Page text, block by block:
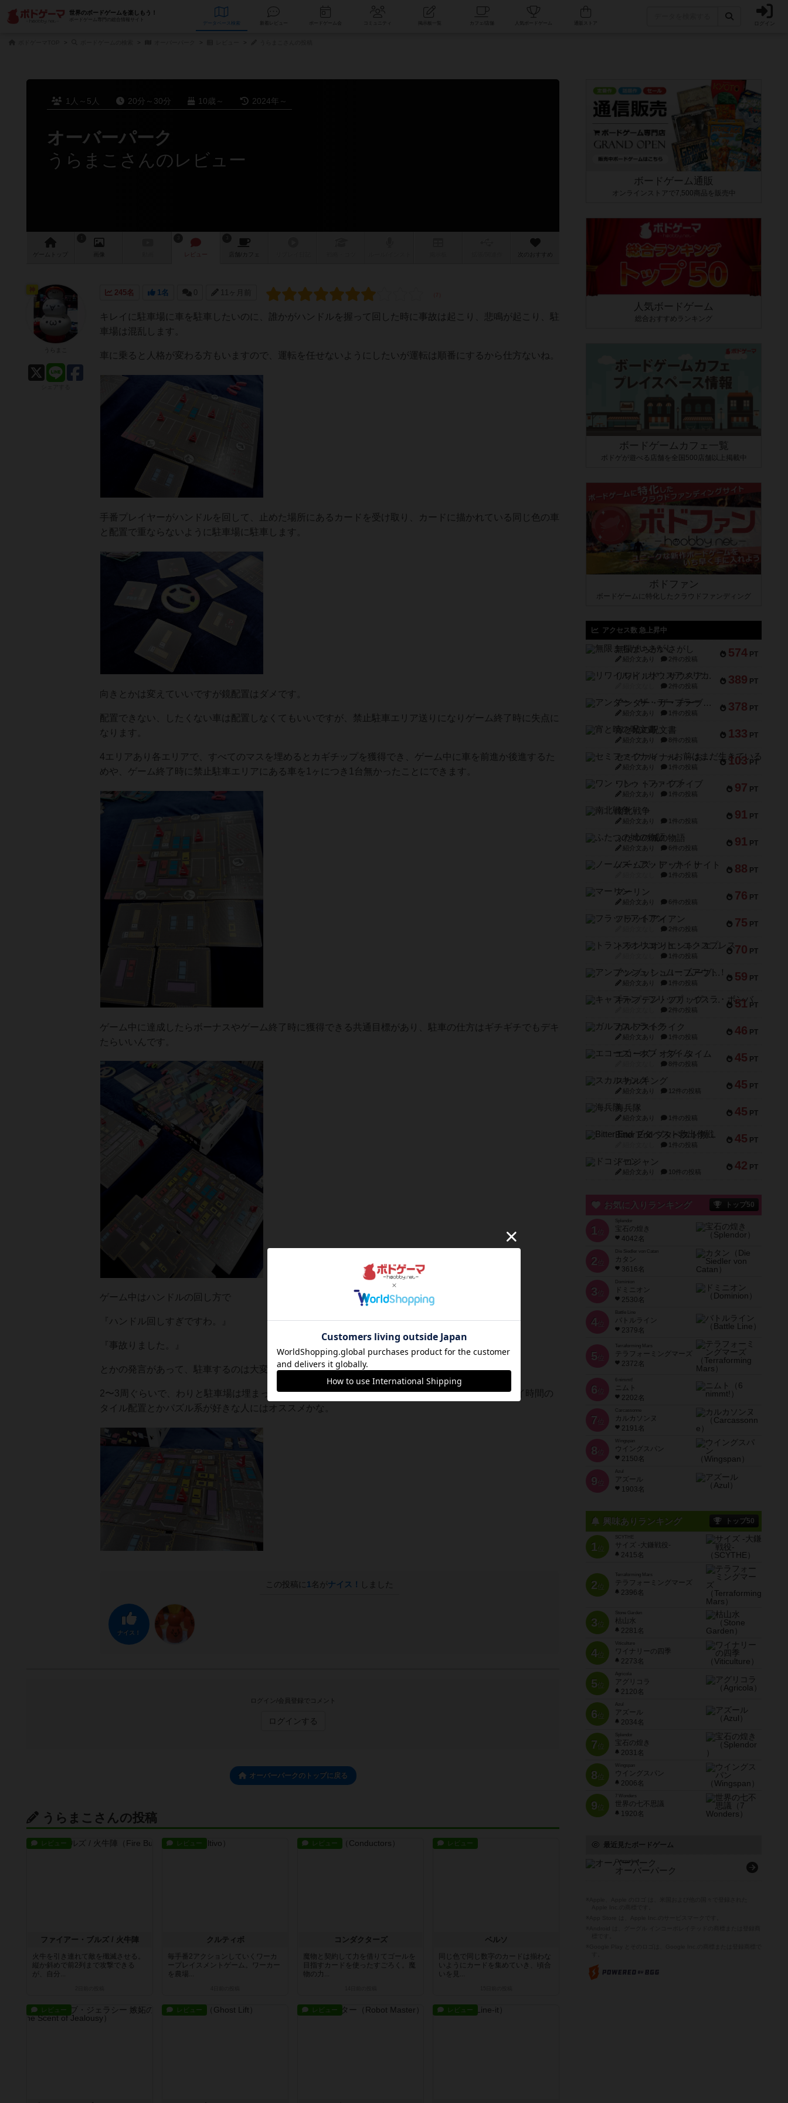
世界のボードゲームを楽しもう！
ボードゲーム専門の総合情報サイト
データベース コミュニティ 人気ボードゲーム ログイン
1人～5人 20分～30分 10歳～ 2024年～
オーバーパーク
うらまこさんのレビュー
ゲーム 画像 レビュー 店舗/ カフェ 次のおすすめ
245名 1名 0 11ヶ月前
キレイに駐車場に車を駐車したいのに、誰かがハンドルを握って回した時に事故は起こり、悲鳴が起こり、駐
車場は混乱します。
車に乗ると人格が変わる方もいますので、運転を任せないようにしたいが運転は順番にするから仕方ないね。
手番プレイヤーがハンドルを回して、止めた場所にあるカードを受け取り、カードに描かれている同じ色の車
と配置で重ならないように駐車場に駐車します。
向きとかは変えていいですが鏡配置はダメです。
配置できない、したくない車は配置しなくてもいいですが、禁止駐車エリア送りになりゲーム終了時に失点に
なります。
4エリアあり各エリアで、すべてのマスを埋めるとカギチップを獲得でき、ゲーム中に車を前進か後進するた
めや、ゲーム終了時に禁止駐車エリアにある車を1ヶにつき1台無かったことにできます。
ゲーム中に達成したらボーナスやゲーム終了時に獲得できる共通目標があり、駐車の仕方はギチギチでもデキ
たらいいんです。
ゲーム中はハンドルの回し方で
『ハンドル回しすぎですわ。』
『事故りました。』
とかの発言があって、駐車するのは大変でした。
2〜3周ぐらいで、わりと駐車場は埋まって30〜60分したらゲームは終わるので、このぐらいのプレイ時間の
タイル配置とかパズル系が好きな人にはオススメかな。
この投稿に 1 名がナイス！ しました
ナイス！
ログイン/会員登録でコメント
ログインする
オーバーパークのトップに戻る
うらまこさんの投稿
レビュー
ファイアー・ブルズ / 火牛陣
火牛を引き連れて敵を殲滅させる。
縦か斜めで前2列まで攻撃できる
が、自分...
レビュー
クルティボ
毎手番2アクションしていくワーカ
ープレイスメントゲーム。ワーカー
を農場...
レビュー
コンダクターズ
魔物と契約して力を借りてゴールを
目指すカードを使ったすごろく。魔
物の力...
レビュー
ベルソ
同じ色で同じ数字のカードは揃わな
いようにカードを集めていき、頃合
いを見...
レビュー レビュー レビュー レビュー
ボードゲーム通販
オンラインストアで7,500商品を販売中
人気ボードゲーム
総合おすすめランキング
ボードゲームカフェ一覧
ボドゲが遊べる店舗を全国500店舗以上掲載中
ボドファン
ボードゲームに特化したクラウドファンディング
アクセス数 急上昇中
574 PT
無限まちがいさがし
紹介文あり 2件の投稿
389 PT
リワイルド：サウスアメリカ
2件の投稿
378 PT
アンダー・ザ・テーブラー
紹介文あり 1件の投稿
133 PT
宵と暁の呪文書
紹介文あり 8件の投稿
103 PT
セミファイナル ～お前はまだ生きている～
紹介文あり 1件の投稿
97 PT
ワン・トゥ・ファイブ
紹介文あり 1件の投稿
91 PT
南北戦争
紹介文あり 1件の投稿
91 PT
ふたつの城の物語
紹介文あり 6件の投稿
88 PT
ノームズ・アット・ナイト
1件の投稿
76 PT
マーリン
紹介文あり 6件の投稿
75 PT
フラットアイアン
2件の投稿
70 PT
トランスオリエント・エクスプレス
1件の投稿
59 PT
アンブッシュ！：ムーブアウト！
紹介文あり 1件の投稿
51 PT
キャプテン・フリップ：イスラ・ボンバ
2件の投稿
46 PT
ガルフストライク
紹介文あり 1件の投稿
45 PT
エコーズ・オブ・タイム
8件の投稿
45 PT
スカルキング
紹介文あり 12件の投稿
45 PT
海兵隊
紹介文あり 1件の投稿
45 PT
Bitter End ブタペスト救出作戦
1件の投稿
42 PT
ドコジャン
紹介文あり 10件の投稿
お気に入りランキング トップ50
1 位
宝石の煌き
4042名
2 位
Die Siedler von Catan
カタン
3616名
3 位
ドミニオン
2530名
4位
Battle Line
バトルライン
2379名
5 位
Terraforming Mars
テラフォーミングマーズ
2372名
6 位
ニムト
2202名
7 位
Carcassonne
カルカソンヌ
2191名
8 位
Wingspan
ウイングスパン
2150名
9 位
Azul
アズール
1903名
興味ありランキング トップ50
1位
SCYTHE
サイズ -大鎌戦役-
2415名
2位
Terraforming Mars
テラフォーミングマーズ
2396名
3位
Stone Garden
枯山水
2281名
4位
Viticulture
ワイナリーの四季
2273名
5位
Agricola
アグリコラ
2120名
6位
Azul
アズール
2034名
7位
宝石の煌き
2031名
8位
Wingspan
ウイングスパン
2006名
9位
7 Wonders
世界の七不思議
1920名
最近見たボードゲーム
Overparked
オーバーパーク